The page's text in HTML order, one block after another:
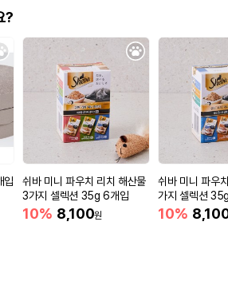
?
입
쉬바 미니 파우치 리치 해산물
3가지 셀렉션 35g 6개입
10% 8,100원
쉬바 미니 파우
가지 셀렉션
10%